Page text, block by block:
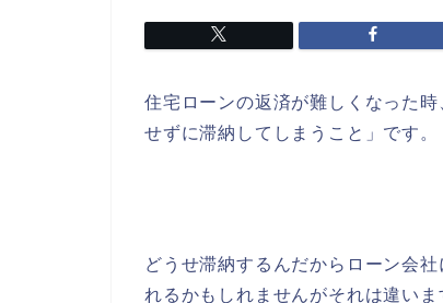
住宅ローンの返済が難しくなった
せずに滞納してしまうこと」です。
どうせ滞納するんだからローン会
れるかもしれませんがそれは違いま